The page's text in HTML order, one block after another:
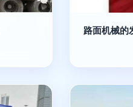
路面机械的